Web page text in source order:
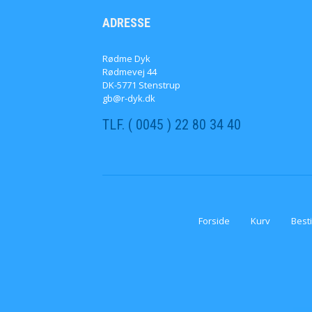
ADRESSE
Rødme Dyk
Rødmevej 44
DK-5771 Stenstrup
gb@r-dyk.dk
TLF. ( 0045 ) 22 80 34 40
Forside Kurv